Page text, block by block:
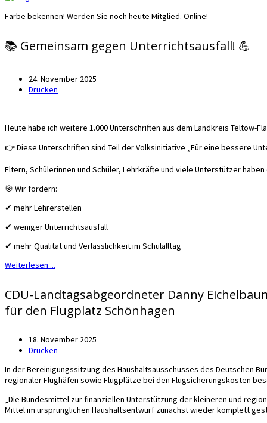
Farbe bekennen! Werden Sie noch heute Mitglied. Online!
📚 Gemeinsam gegen Unterrichtsausfall! 💪
24. November 2025
Drucken
Heute habe ich weitere 1.000 Unterschriften aus dem Landkreis Teltow-
👉 Diese Unterschriften sind Teil der Volksinitiative „Für eine bessere
Eltern, Schülerinnen und Schüler, Lehrkräfte und viele Unterstützer
🎯 Wir fordern:
✔ mehr Lehrerstellen
✔ weniger Unterrichtsausfall
✔ mehr Qualität und Verlässlichkeit im Schulalltag
Weiterlesen ...
CDU-Landtagsabgeordneter Danny
für den Flugplatz Schönhagen
18. November 2025
Drucken
In der Bereinigungssitzung des Haushaltsausschusses des Deutschen
regionaler Flughäfen sowie Flugplätze bei den Flugsicherungskosten
„Die Bundesmittel zur finanziellen Unterstützung der kleineren und
Mittel im ursprünglichen Haushaltsentwurf zunächst wieder komplett